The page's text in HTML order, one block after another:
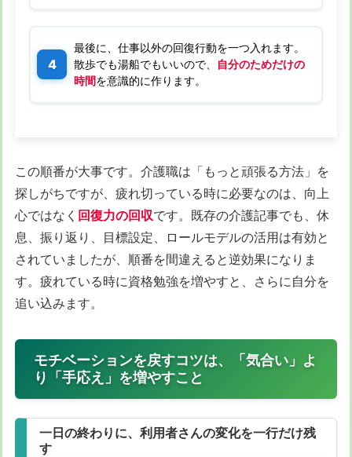
最後に、仕事以外の回復行動を一つ入れます。
散歩でも湯船でもいいので、
自分のためだけの
時間を意識的に作ります。
この順番が大事です。介護職は「もっと頑張る方法」を
探しがちですが、疲れ切っている時に必要なのは、向上
心ではなく 回復力の回収です。既存の介護記事でも、休
息、振り返り、目標設定、ロールモデルの活用は有効と
されていましたが、順番を間違えると逆効果になりま
す。疲れている時に資格勉強を増やすと、さらに自分を
追い込みます。
モチベーションを戻すコツは、「気合い」よ
り「手応え」を増やすこと
一日の終わりに、利用者さんの変化を一行だけ残
す